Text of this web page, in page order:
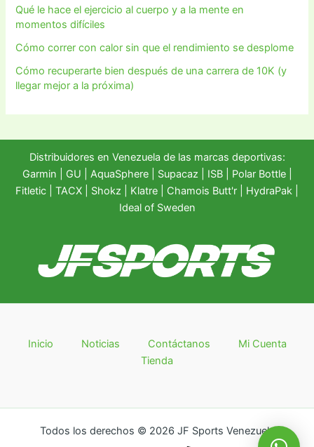
Qué le hace el ejercicio al cuerpo y a la mente en
momentos difíciles
Cómo correr con calor sin que el rendimiento se desplome
Cómo recuperarte bien después de una carrera de 10K (y
llegar mejor a la próxima)
Distribuidores en Venezuela de las marcas deportivas:
Garmin
GU AquaSphere| Supacaz | ISB | Polar Bottle|
Fitletic
TACX Shokz Klatre Chamois Butt'r HydraPak
Ideal of Sweden
Inicio Noticias Contáctanos
Mi Cuenta
Tienda
Todos los derechos © 2026 JF Sports Venezuela